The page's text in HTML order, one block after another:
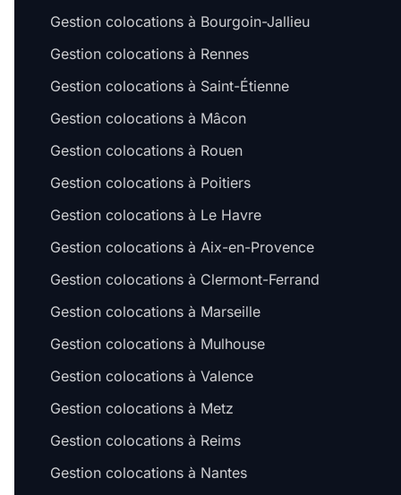
Gestion colocations à Bourgoin-Jallieu
Gestion colocations à Rennes
Gestion colocations à Saint-Étienne
Gestion colocations à Mâcon
Gestion colocations à Rouen
Gestion colocations à Poitiers
Gestion colocations à Le Havre
Gestion colocations à Aix-en-Provence
Gestion colocations à Clermont-Ferrand
Gestion colocations à Marseille
Gestion colocations à Mulhouse
Gestion colocations à Valence
Gestion colocations à Metz
Gestion colocations à Reims
Gestion colocations à Nantes